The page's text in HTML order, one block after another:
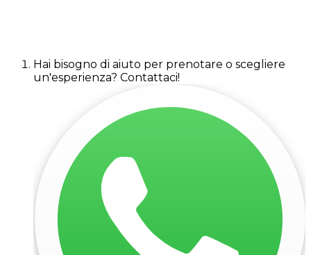
Hai bisogno di aiuto per prenotare o scegliere
un'esperienza? Contattaci!